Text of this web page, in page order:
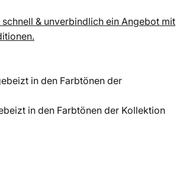
& unverbindlich ein Angebot mit
in den Farbtönen der
in den Farbtönen der Kollektion